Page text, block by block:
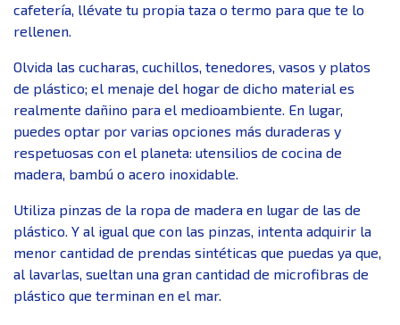
cafetería, llévate tu propia taza o termo para que te lo
rellenen.
Olvida las cucharas, cuchillos, tenedores, vasos y platos
de plástico; el menaje del hogar de dicho material es
realmente dañino para el medioambiente. En lugar,
puedes optar por varias opciones más duraderas y
respetuosas con el planeta: utensilios de cocina de
madera, bambú o acero inoxidable.
Utiliza pinzas de la ropa de madera en lugar de las de
plástico. Y al igual que con las pinzas, intenta adquirir la
menor cantidad de prendas sintéticas que puedas ya que,
al lavarlas, sueltan una gran cantidad de microfibras de
plástico que terminan en el mar.